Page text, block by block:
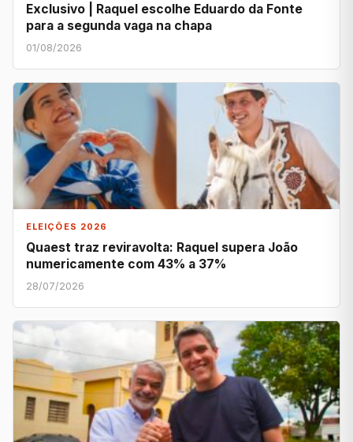
Exclusivo | Raquel escolhe Eduardo da Fonte
para a segunda vaga na chapa
01/08/2026
ELEIÇÕES 2026
Quaest traz reviravolta: Raquel supera João
numericamente com 43% a 37%
28/07/2026